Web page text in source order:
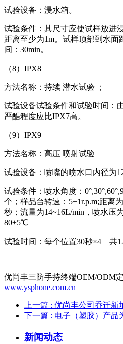
试验设备：浸水箱。
试验条件：其尺寸应使试样放进
距离至少为1m。试样顶部到水面
间：30min。
（8）IPX8
方法名称：持续 潜水试验 ；
试验设备试验条件和试验时间：
严酷程度应比IPX7高。
（9）IPX9
方法名称：高压 喷射试验
试验设备：喷嘴的喷水口内径为
试验条件：喷水角度：
个；样品台转速：5±1r.p.m;距离
秒；流量为14~16L/min，喷水压
80±5℃
试验时间：每个位置30秒×4 共
优尚丰三防手持终端OEM/ODM
www.ysphone.com.cn
上一篇 : 优尚丰公司乔迁新
下一篇 : 电子（塑胶）产品
新闻动态